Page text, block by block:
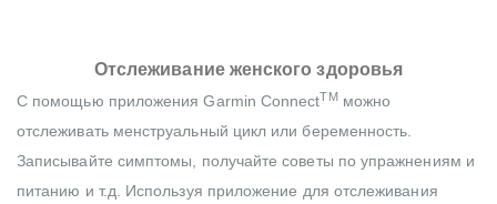
Отслеживание женского здоровья
С помощью приложения Garmin ConnectTMможно
отслеживать менструальный цикл или беременность.
Записывайте симптомы, получайте советы по упражнениям и
питанию и т.д. Используя приложение для отслеживания